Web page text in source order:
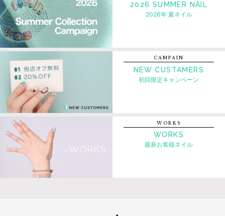
2026 SUMMER NAIL
2026年 夏ネイル
CAMPAIN
NEW CUSTAMERS
初回限定キャンペーン
WORKS
WORKS
最新お客様ネイル